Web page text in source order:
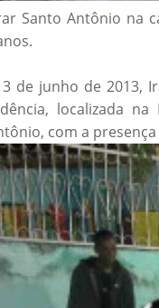
Santo Antônio na
de junho de 2013,
localizada na
com a